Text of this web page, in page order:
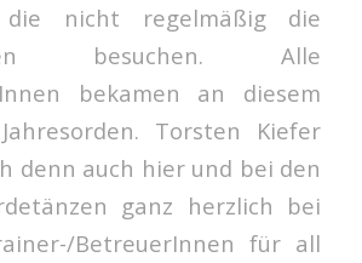
die nicht regelmäßig die
besuchen. Alle
bekamen an diesem
Torsten Kiefer
denn auch hier und bei den
ganz herzlich bei
BetreuerInnen für all